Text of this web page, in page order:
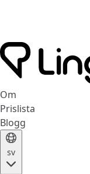
Om
Prislista
Blogg
sv